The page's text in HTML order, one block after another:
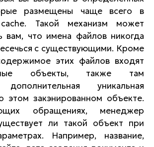
размещены чаще всего в
Такой механизм может
вам, что имена файлов никогда
с существующими. Кроме
этих файлов входят
объекты, также там
уникальная
этом закэнированном объекте.
обращениях, менеджер
ли такой объект при
Например, название,